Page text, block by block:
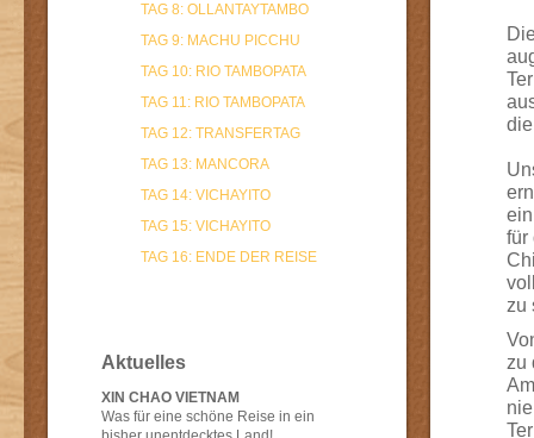
für
zu
zu
TAG 8: OLLANTAYTAMBO
TAG 9: MACHU PICCHU
TAG 10: RIO TAMBOPATA
TAG 11: RIO TAMBOPATA
TAG 12: TRANSFERTAG
TAG 13: MANCORA
TAG 14: VICHAYITO
TAG 15: VICHAYITO
TAG 16: ENDE DER REISE
Aktuelles
XIN CHAO VIETNAM
Was für eine schöne Reise in ein